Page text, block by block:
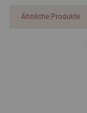
Ähnliche Produkte